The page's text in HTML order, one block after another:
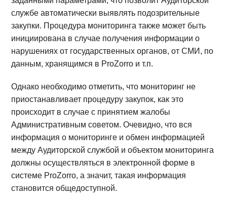
службе автоматически выявлять подозрительные
закупки. Процедура мониторинга также может быть
инициирована в случае получения информации о
нарушениях от государственных органов, от СМИ, по
данным, хранящимся в ProZorro и т.п.
Однако необходимо отметить, что мониторинг не
приостанавливает процедуру закупок, как это
происходит в случае с принятием жалобы
Административным советом. Очевидно, что вся
информация о мониторинге и обмен информацией
между Аудиторской службой и объектом мониторинга
должны осуществляться в электронной форме в
системе ProZorro, а значит, такая информация
становится общедоступной.